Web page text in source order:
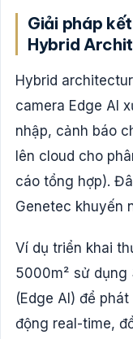
Giải pháp
Hybrid
Hybrid
camera Edge AI
nhập, cảnh báo
lên cloud cho
cáo tổng hợp).
Genetec khuyến
Ví dụ triển khai
5000m² sử dụng
(Edge AI) để
động real-time,